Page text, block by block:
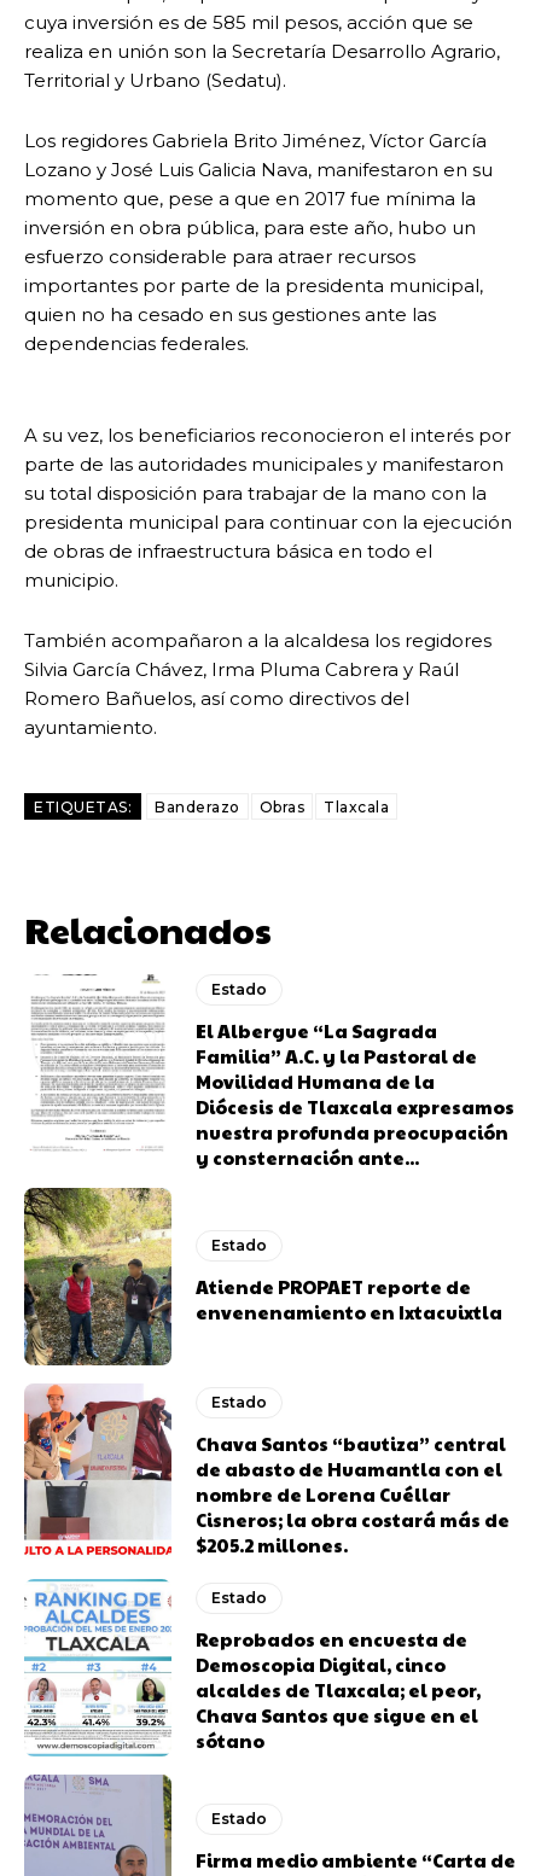
cuya inversión es de 585 mil pesos, acción que se
realiza en unión son la Secretaría Desarrollo Agrario,
Territorial y Urbano (Sedatu).
Los regidores Gabriela Brito Jiménez, Víctor García
Lozano y José Luis Galicia Nava, manifestaron en su
momento que, pese a que en 2017 fue mínima la
inversión en obra pública, para este año, hubo un
esfuerzo considerable para atraer recursos
importantes por parte de la presidenta municipal,
quien no ha cesado en sus gestiones ante las
dependencias federales.
A su vez, los beneficiarios reconocieron el interés por
parte de las autoridades municipales y manifestaron
su total disposición para trabajar de la mano con la
presidenta municipal para continuar con la ejecución
de obras de infraestructura básica en todo el
municipio.
También acompañaron a la alcaldesa los regidores
Silvia García Chávez, Irma Pluma Cabrera y Raúl
Romero Bañuelos, así como directivos del
ayuntamiento.
ETIQUETAS: Banderazo Obras Tlaxcala
Relacionados
Estado
El Albergue “La Sagrada
Familia” A.C. y la Pastoral de
Movilidad Humana de la
Diócesis de Tlaxcala expresamos
nuestra profunda preocupación
y consternación ante...
Estado
Atiende PROPAET reporte de
envenenamiento en Ixtacuixtla
Estado
Chava Santos “bautiza” central
de abasto de Huamantla con el
nombre de Lorena Cuéllar
Cisneros; la obra costará más de
$205.2 millones.
Estado
Reprobados en encuesta de
Demoscopia Digital, cinco
alcaldes de Tlaxcala; el peor,
Chava Santos que sigue en el
sótano
Estado
Firma medio ambiente “Carta de